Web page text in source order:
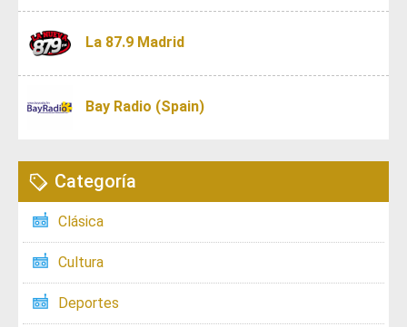
La 87.9 Madrid
Bay Radio (Spain)
Categoría
Clásica
Cultura
Deportes